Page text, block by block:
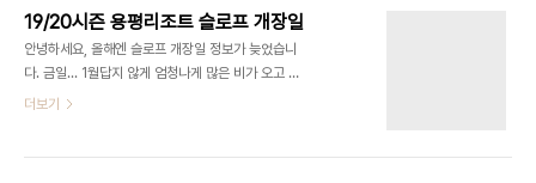
로..
다. 추가 슬로프 개장 정보는 기존과 마찬가지로 중간
중간에 업데이트 예정 입니다! 슬로프명 2010"
2011" 2012" 2013" 2014" 2015" 2016"
2017" 2018" 2019" 2020" 핑크 11/12 11/16
11/2 11/12 11/13 11/27 11/2 11/17 11/23 11/16
11/21 12/2 11..
19/20시즌 용평리조트 슬로프 개장일
안녕하세요, 올해엔 슬로프 개장일 정보가 늦었습니
다. 금일... 1월답지 않게 엄청나게 많은 비가 오고 있
습니다. 레인보우 메인1 슬로프가 오늘 개장이었는
더보기